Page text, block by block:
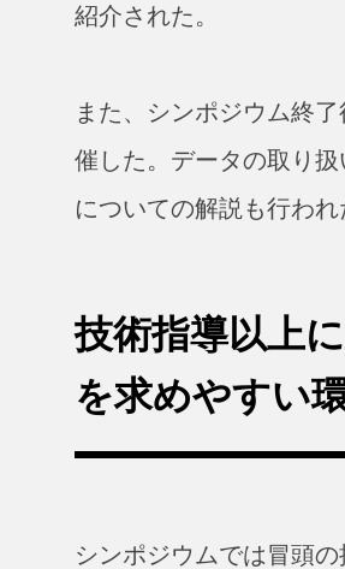
紹介された。
また、シンポジウム終
催した。データの取り
についての解説も行われ
技術指導以上
を求めやすい
シンポジウムでは冒頭